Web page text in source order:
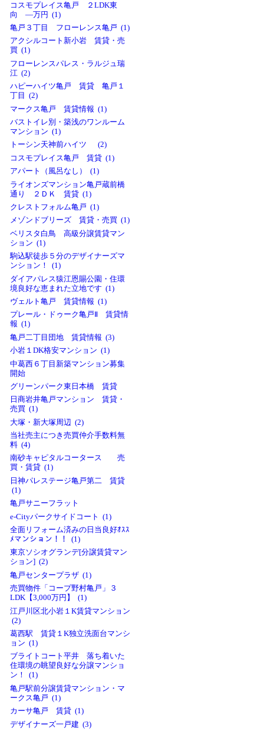
コスモプレイス亀戸 ２LDK東
向 ―万円 (1)
亀戸３丁目 フローレンス亀戸 (1)
アクシルコート新小岩 賃貸・売
買 (1)
フローレンスパレス・ラルジュ瑞
江 (2)
ハピーハイツ亀戸 賃貸 亀戸１
丁目 (2)
マークス亀戸 賃貸情報 (1)
バストイレ別・築浅のワンルーム
マンション (1)
トーシン天神前ハイツ (2)
コスモプレイス亀戸 賃貸 (1)
アパート（風呂なし） (1)
ライオンズマンション亀戸蔵前橋
通り ２ＤＫ 賃貸 (1)
クレストフォルム亀戸 (1)
メゾンドブリーズ 賃貸・売買 (1)
ベリスタ白鳥 高級分譲賃貸マン
ション (1)
駒込駅徒歩５分のデザイナーズマ
ンション！ (1)
ダイアパレス猿江恩賜公園・住環
境良好な恵まれた立地です (1)
ヴェルト亀戸 賃貸情報 (1)
プレール・ドゥーク亀戸Ⅱ 賃貸情
報 (1)
亀戸二丁目団地 賃貸情報 (3)
小岩１DK格安マンション (1)
中葛西６丁目新築マンション募集
開始
グリーンパーク東日本橋 賃貸
日商岩井亀戸マンション 賃貸・
売買 (1)
大塚・新大塚周辺 (2)
当社売主につき売買仲介手数料無
料 (4)
南砂キャピタルコータース 売
買・賃貸 (1)
日神パレステージ亀戸第二 賃貸
(1)
亀戸サニーフラット
e-Cityパークサイドコート (1)
全面リフォーム済みの日当良好ｵｽｽ
ﾒマンション！！ (1)
東京ソシオグランデ[分譲賃貸マン
ション] (2)
亀戸センタープラザ (1)
売買物件「コープ野村亀戸」３
LDK【3,000万円】 (1)
江戸川区北小岩１K賃貸マンション
(2)
葛西駅 賃貸１K独立洗面台マンシ
ョン (1)
ブライトコート平井 落ち着いた
住環境の眺望良好な分譲マンショ
ン！ (1)
亀戸駅前分譲賃貸マンション・マ
ークス亀戸 (1)
カーサ亀戸 賃貸 (1)
デザイナーズ一戸建 (3)